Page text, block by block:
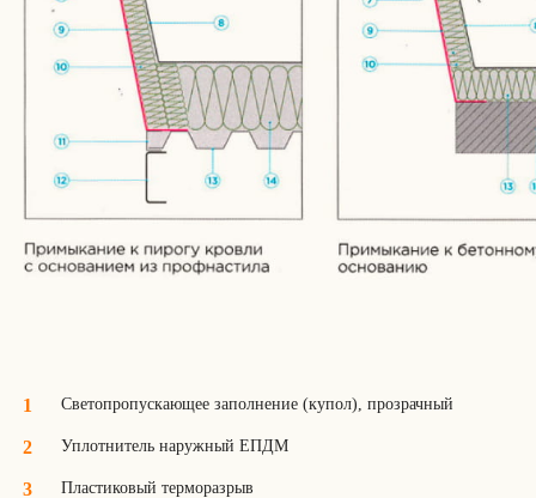
Светопропускающее заполнение (купол), прозрачный
Уплотнитель наружный ЕПДМ
Пластиковый терморазрыв